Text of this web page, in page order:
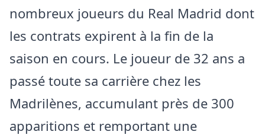
nombreux joueurs du Real Madrid dont
les contrats expirent à la fin de la
saison en cours. Le joueur de 32 ans a
passé toute sa carrière chez les
Madrilènes, accumulant près de 300
apparitions et remportant une